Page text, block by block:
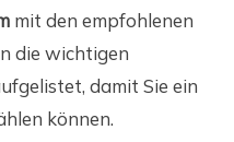
mit den empfohlenen
die wichtigen
damit Sie ein
können.